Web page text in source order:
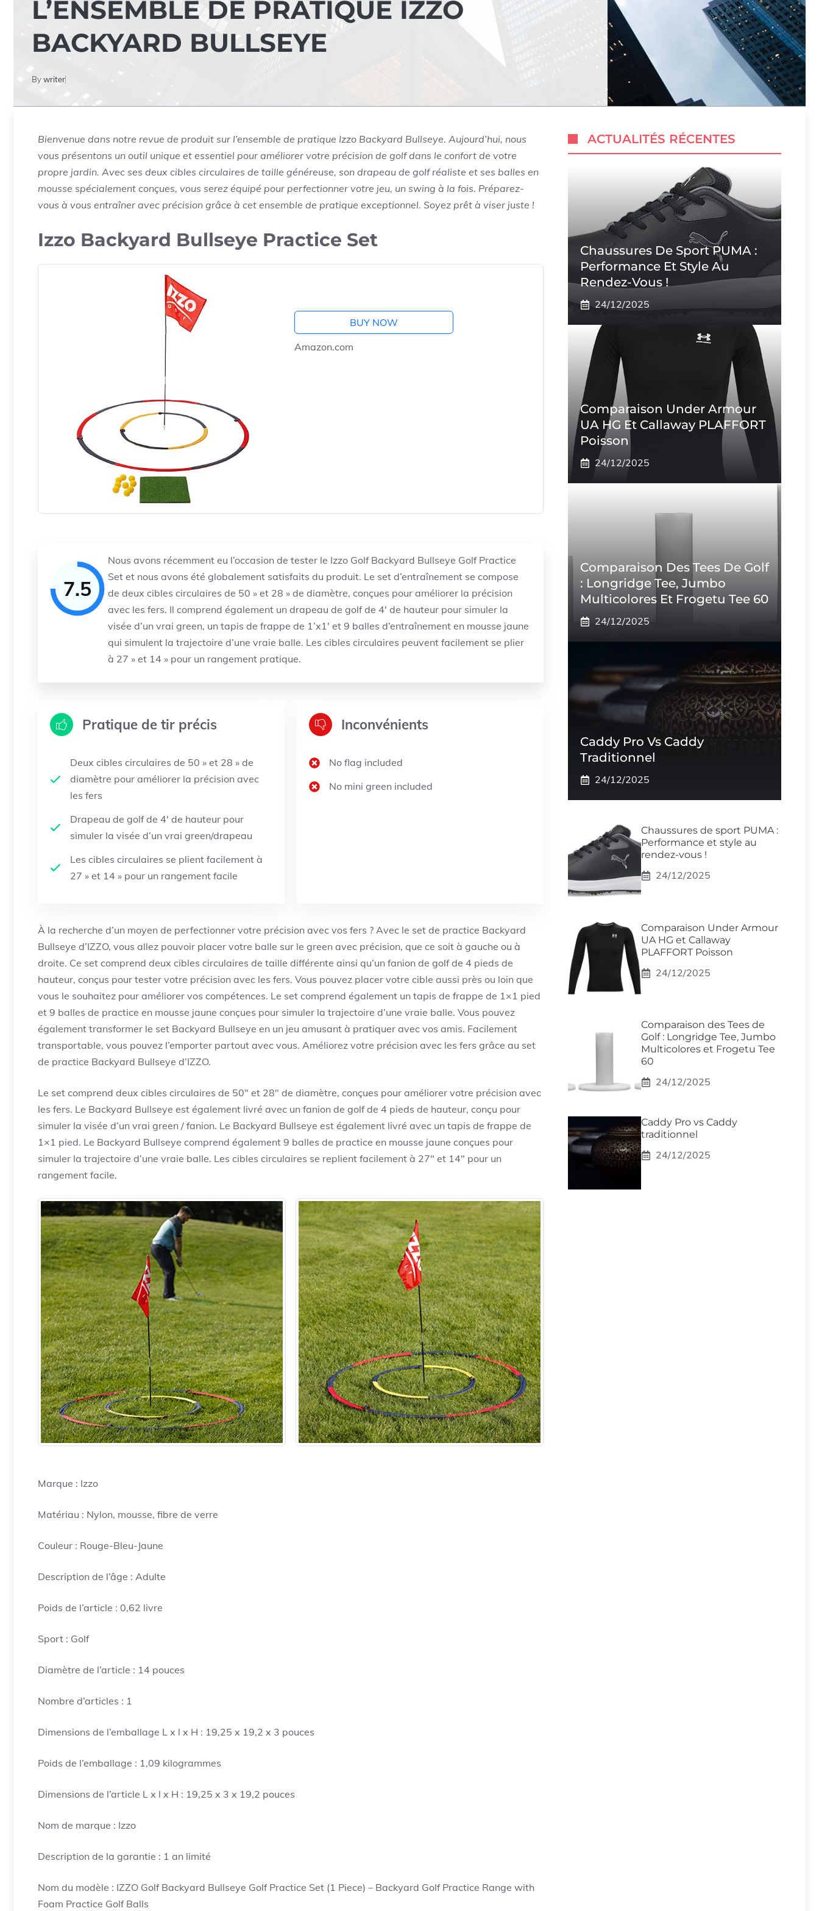
L’ENSEMBLE DE PRATIQUE IZZO
BACKYARD BULLSEYE
Bywriter
Bienvenue dans notre revue de produit sur l’ensemble de pratique Izzo Backyard Bullseye. Aujourd’hui, nous
vous présentons un outil unique et essentiel pour améliorer votre précision de golf dans le confort de votre
propre jardin. Avec ses deux cibles circulaires de taille généreuse, son drapeau de golf réaliste et ses balles en
mousse spécialement conçues, vous serez équipé pour perfectionner votre jeu, un swing à la fois. Préparez-
vous à vous entraîner avec précision grâce à cet ensemble de pratique exceptionnel. Soyez prêt à viser juste !
Izzo Backyard Bullseye Practice Set
BUY NOW
Amazon.com
7.5
Nous avons récemment eu l’occasion de tester le Izzo Golf Backyard Bullseye Golf Practice
Set et nous avons été globalement satisfaits du produit. Le set d’entraînement se compose
de deux cibles circulaires de 50 » et 28 » de diamètre, conçues pour améliorer la précision
avec les fers. Il comprend également un drapeau de golf de 4′ de hauteur pour simuler la
visée d’un vrai green, un tapis de frappe de 1’x1′ et 9 balles d’entraînement en mousse jaune
qui simulent la trajectoire d’une vraie balle. Les cibles circulaires peuvent facilement se plier
à 27 » et 14 » pour un rangement pratique.
Pratique de tir précis
Deux cibles circulaires de 50 » et 28 » de
diamètre pour améliorer la précision avec
les fers
Drapeau de golf de 4′ de hauteur pour
simuler la visée d’un vrai green/drapeau
Les cibles circulaires se plient facilement à
27 » et 14 » pour un rangement facile
Inconvénients
No flag included
No mini green included
À la recherche d’un moyen de perfectionner votre précision avec vos fers ? Avec le set de practice Backyard
Bullseye d’IZZO, vous allez pouvoir placer votre balle sur le green avec précision, que ce soit à gauche ou à
droite. Ce set comprend deux cibles circulaires de taille différente ainsi qu’un fanion de golf de 4 pieds de
hauteur, conçus pour tester votre précision avec les fers. Vous pouvez placer votre cible aussi près ou loin que
vous le souhaitez pour améliorer vos compétences. Le set comprend également un tapis de frappe de 1×1 pied
et 9 balles de practice en mousse jaune conçues pour simuler la trajectoire d’une vraie balle. Vous pouvez
également transformer le set Backyard Bullseye en un jeu amusant à pratiquer avec vos amis. Facilement
transportable, vous pouvez l’emporter partout avec vous. Améliorez votre précision avec les fers grâce au set
de practice Backyard Bullseye d’IZZO.
Le set comprend deux cibles circulaires de 50″ et 28″ de diamètre, conçues pour améliorer votre précision avec
les fers. Le Backyard Bullseye est également livré avec un fanion de golf de 4 pieds de hauteur, conçu pour
simuler la visée d’un vrai green / fanion. Le Backyard Bullseye est également livré avec un tapis de frappe de
1×1 pied. Le Backyard Bullseye comprend également 9 balles de practice en mousse jaune conçues pour
simuler la trajectoire d’une vraie balle. Les cibles circulaires se replient facilement à 27″ et 14″ pour un
rangement facile.
Marque : Izzo
Matériau : Nylon, mousse, fibre de verre
Couleur : Rouge-Bleu-Jaune
Description de l’âge : Adulte
Poids de l’article : 0,62 livre
Sport : Golf
Diamètre de l’article : 14 pouces
Nombre d’articles : 1
Dimensions de l’emballage L x l x H : 19,25 x 19,2 x 3 pouces
Poids de l’emballage : 1,09 kilogrammes
Dimensions de l’article L x l x H : 19,25 x 3 x 19,2 pouces
Nom de marque : Izzo
Description de la garantie : 1 an limité
Nom du modèle : IZZO Golf Backyard Bullseye Golf Practice Set (1 Piece) – Backyard Golf Practice Range with
Foam Practice Golf Balls
ACTUALITÉS RÉCENTES
Chaussures De Sport PUMA :
Performance Et Style Au
Rendez-Vous !
24/12/2025
Comparaison Under Armour
UA HG Et Callaway PLAFFORT
Poisson
24/12/2025
Comparaison Des Tees De Golf
: Longridge Tee, Jumbo
Multicolores Et Frogetu Tee 60
24/12/2025
Caddy Pro Vs Caddy
Traditionnel
24/12/2025
Chaussures de sport PUMA :
Performance et style au
rendez-vous !
24/12/2025
Comparaison Under Armour
UA HG et Callaway
PLAFFORT Poisson
24/12/2025
Comparaison des Tees de
Golf : Longridge Tee, Jumbo
Multicolores et Frogetu Tee
60
24/12/2025
Caddy Pro vs Caddy
traditionnel
24/12/2025